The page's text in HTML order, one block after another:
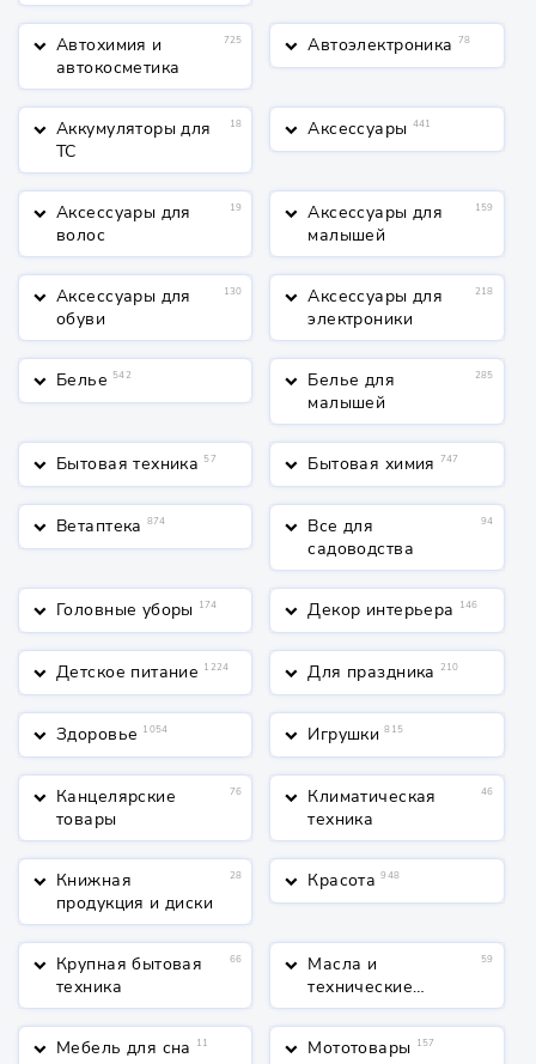
оборудование
keyboard_arrow_down Автохимия и
автокосметика
725 keyboard_arrow_down Автоэлектроника 78
keyboard_arrow_down Аккумуляторы для
ТС
18 keyboard_arrow_down Аксессуары 441
keyboard_arrow_down Аксессуары для
волос
19 keyboard_arrow_down Аксессуары для
малышей
159
keyboard_arrow_down Аксессуары для
обуви
130 keyboard_arrow_down Аксессуары для
электроники
218
keyboard_arrow_down Белье 542 keyboard_arrow_down Белье для
малышей
285
keyboard_arrow_down Бытовая техника 57 keyboard_arrow_down Бытовая химия 747
keyboard_arrow_down Ветаптека 874 keyboard_arrow_down Все для
садоводства
94
keyboard_arrow_down Головные уборы 174 keyboard_arrow_down Декор интерьера 146
keyboard_arrow_down Детское питание 1224 keyboard_arrow_down Для праздника 210
keyboard_arrow_down Здоровье 1054 keyboard_arrow_down Игрушки 815
keyboard_arrow_down Канцелярские
товары
76 keyboard_arrow_down Климатическая
техника
46
keyboard_arrow_down Книжная
продукция и диски
28 keyboard_arrow_down Красота 948
keyboard_arrow_down Крупная бытовая
техника
66 keyboard_arrow_down Масла и
технические
жидкости
59
keyboard_arrow_down Мебель для сна 11 keyboard_arrow_down Мототовары 157